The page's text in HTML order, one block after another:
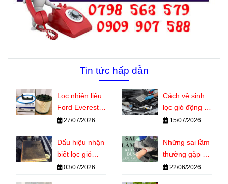
Tin tức hấp dẫn
Lọc nhiên liệu
Ford Everest
dùng chung
dòng xe nào?
27/07/2026
Cách vệ sinh
lọc gió động cơ
ô tô đúng kỹ
15/07/2026
Dấu hiệu nhận
biết lọc gió
động cơ ô tô
03/07/2026
Những sai lầm
thường gặp khi
sử dụng lọc gió
22/06/2026